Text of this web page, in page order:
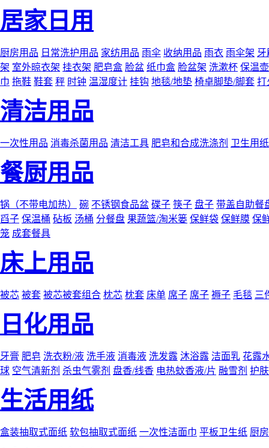
居家日用
厨房用品 日常洗护用品 家纺用品 雨伞 收纳用品 雨衣 雨伞架 牙
架 室外晾衣架 挂衣架 肥皂盒 脸盆 纸巾盒 脸盆架 洗漱杯 保温
巾 拖鞋 鞋套 秤 时钟 温湿度计 挂钩 地毯/地垫 椅卓脚垫/脚套 打
清洁用品
一次性用品 消毒杀菌用品 清洁工具 肥皂和合成洗涤剂 卫生用
餐厨用品
锅（不带电加热） 碗 不锈钢食品盆 碟子 筷子 盘子 带盖自助餐
舀子 保温桶 砧板 汤桶 分餐盘 果蔬篮/淘米篓 保鲜袋 保鲜膜 保
笼 成套餐具
床上用品
被芯 被套 被芯被套组合 枕芯 枕套 床单 席子 席子 褥子 毛毯 三
日化用品
牙膏 肥皂 洗衣粉/液 洗手液 消毒液 洗发露 沐浴露 洁面乳 花露
球 空气清新剂 杀虫气雾剂 盘香/线香 电热蚊香液/片 融雪剂 护
生活用纸
盒装抽取式面纸 软包抽取式面纸 一次性洁面巾 平板卫生纸 厨